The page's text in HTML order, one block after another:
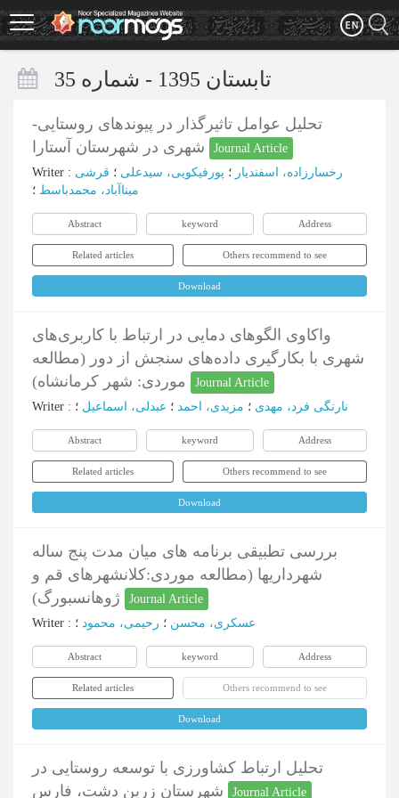
Skip
to
main
تابستان 1395 - شماره 35
تحلیل عوامل تاثیرگذار در پیوندهای روستایی-
Journal Article
Writer : رخسارزاده، اسفندیار ؛ پورفیکویی، سیدعلی ؛ قرشی
میناآباد، محمدباسط ؛
Abstract keyword Address
Related articles Others recommend to see
Download
واکاوی الگوهای دمایی در ارتباط با کاربری‌های
شهری با بکارگیری داده‌های سنجش از دور (مطالعه
Journal Article
Writer : نارنگی فرد، مهدی ؛ مزیدی، احمد ؛ عبدلی، اسماعیل ؛
Abstract keyword Address
Related articles Others recommend to see
Download
بررسی تطبیقی برنامه های میان مدت پنج ساله
شهرداریها (مطالعه موردی:کلانشهرهای قم و
Journal Article
Writer : عسکری، محسن ؛ رحیمی، محمود ؛
Abstract keyword Address
Related articles Others recommend to see
Download
تحلیل ارتباط کشاورزی با توسعه روستایی در
Journal Article